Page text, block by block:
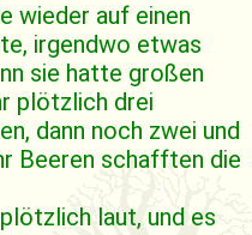
wieder auf einen
irgendwo etwas
sie hatte großen
plötzlich drei
dann noch zwei und
Beeren schafften die
laut, und es